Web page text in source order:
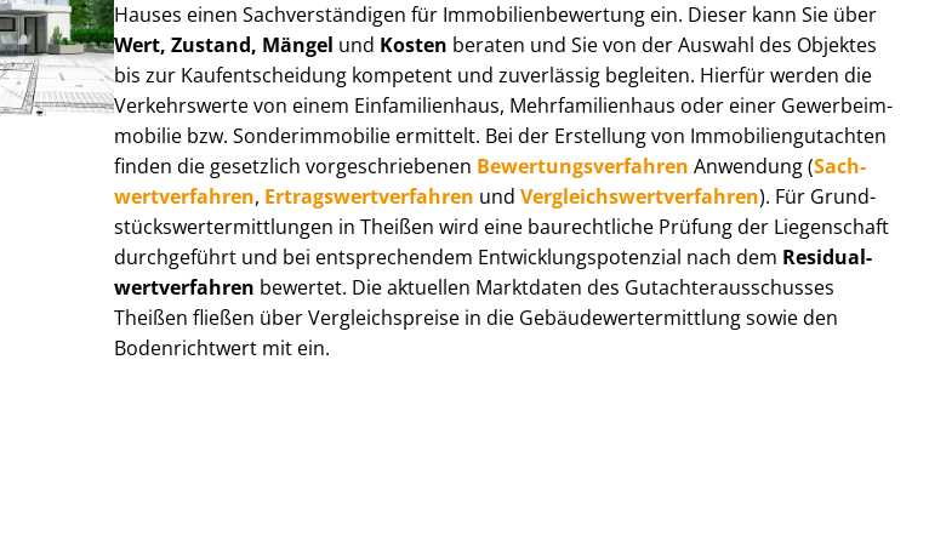
Hauses einen Sach­ver­stän­di­gen für Im­mo­bi­li­en­be­wer­tung ein. Dieser kann Sie über
Wert, Zustand, Mängel und Kosten beraten und Sie von der Auswahl des Objektes
bis zur Kauf­ent­schei­dung kompetent und zuverlässig begleiten. Hierfür werden die
Verkehrswerte von einem Einfamilienhaus, Mehr­fa­mi­li­en­haus oder einer Ge­wer­be­im­
mo­bi­lie bzw. Sonderimmobilie ermittelt. Bei der Erstellung von Im­mo­bi­li­en­gut­ach­ten
finden die gesetzlich vor­ge­schrie­be­nen Be­wer­tungs­ver­fah­ren Anwendung (Sach­
wert­ver­fah­ren, Er­trags­wert­ver­fah­ren und Ver­gleichs­wert­ver­fah­ren). Für Grund­
stücks­wert­ermitt­lun­gen in Theißen wird eine baurechtliche Prüfung der Liegenschaft
durchgeführt und bei entsprechendem Ent­wick­lungs­po­ten­zi­al nach dem Re­si­du­al­
wert­ver­fah­ren bewertet. Die aktuellen Marktdaten des Gut­ach­ter­aus­schus­ses
Theißen fließen über Ver­gleichs­prei­se in die Ge­bäu­de­wert­ermitt­lung sowie den
Bodenrichtwert mit ein.